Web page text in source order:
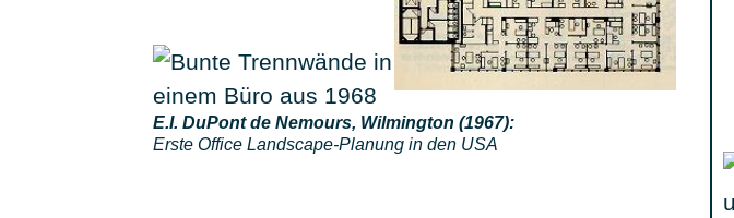
E.I. DuPont de Nemours, Wilmington (1967):
Erste Office Landscape-Planung in den USA